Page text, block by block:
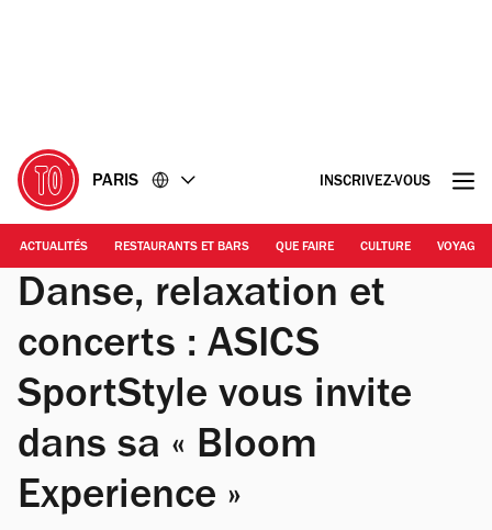
PARIS INSCRIVEZ-VOUS
ACTUALITÉS RESTAURANTS ET BARS QUE FAIRE CULTURE VOYAGE
Danse, relaxation et
concerts : ASICS
SportStyle vous invite
dans sa « Bloom
Experience »